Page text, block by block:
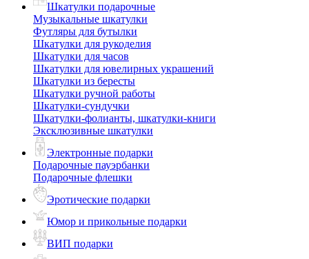
Шкатулки подарочные
Музыкальные шкатулки
Футляры для бутылки
Шкатулки для рукоделия
Шкатулки для часов
Шкатулки для ювелирных украшений
Шкатулки из бересты
Шкатулки ручной работы
Шкатулки-сундучки
Шкатулки-фолианты, шкатулки-книги
Эксклюзивные шкатулки
Электронные подарки
Подарочные пауэрбанки
Подарочные флешки
Эротические подарки
Юмор и прикольные подарки
ВИП подарки